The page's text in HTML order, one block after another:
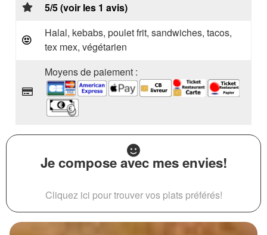
5/5 (voir les 1 avis)
Halal, kebabs, poulet frit, sandwiches, tacos,
tex mex, végétarien
Moyens de paiement :
Je compose avec mes envies!
Cliquez ici pour trouver vos plats préférés!